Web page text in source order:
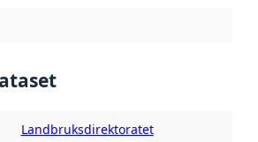
Landbruksdirektoratet